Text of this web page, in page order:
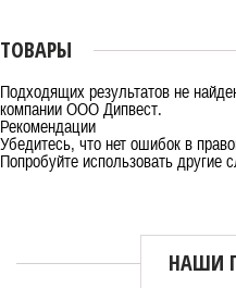
ТОВАРЫ
Подходящих результатов не
компании ООО Дипвест.
Рекомендации
Убедитесь, что нет ошибок в
Попробуйте использовать другие
НАШИ